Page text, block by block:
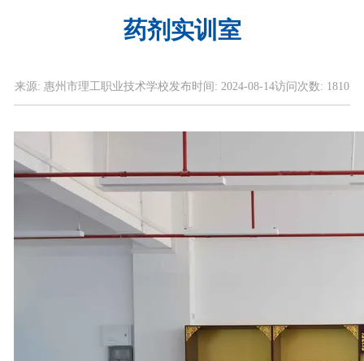
药剂实训室
来源: 惠州市理工职业技术学校发布时间: 2024-08-14访问次数: 1810